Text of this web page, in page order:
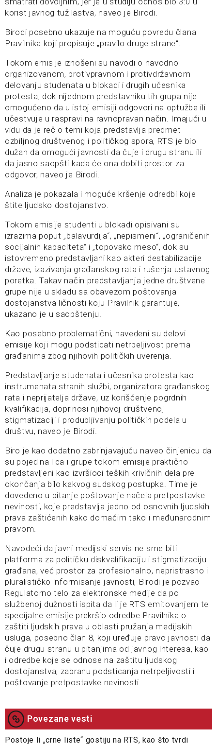
korist javnog tužilastva, naveo je Birodi.
Birodi posebno ukazuje na moguću povredu člana
Pravilnika koji propisuje „pravilo druge strane“.
Tokom emisije iznošeni su navodi o navodno
organizovanom, protivpravnom i protivdržavnom
delovanju studenata u blokadi i drugih učesnika
protesta, dok nijednom predstavniku tih grupa nije
omogućeno da u istoj emisiji odgovori na optužbe ili
učestvuje u raspravi na ravnopravan način. Imajući u
vidu da je reč o temi koja predstavlja predmet
ozbiljnog društvenog i političkog spora, RTS je bio
dužan da omogući javnosti da čuje i drugu stranu ili
da jasno saopšti kada će ona dobiti prostor za
odgovor, naveo je Birodi.
Analiza je pokazala i moguće kršenje odredbi koje
štite ljudsko dostojanstvo.
Tokom emisije studenti u blokadi opisivani su
izrazima poput „balavurdija“, „nepismeni“, „ograničenih
socijalnih kapaciteta“ i „topovsko meso“, dok su
istovremeno predstavljani kao akteri destabilizacije
države, izazivanja građanskog rata i rušenja ustavnog
poretka. Takav način predstavljanja jedne društvene
grupe nije u skladu sa obavezom poštovanja
dostojanstva ličnosti koju Pravilnik garantuje,
ukazano je u saopštenju.
Kao posebno problematični, navedeni su delovi
emisije koji mogu podsticati netrpeljivost prema
građanima zbog njihovih političkih uverenja.
Predstavljanje studenata i učesnika protesta kao
instrumenata stranih službi, organizatora građanskog
rata i neprijatelja države, uz korišćenje pogrdnih
kvalifikacija, doprinosi njihovoj društvenoj
stigmatizaciji i produbljivanju političkih podela u
društvu, naveo je Birodi.
Biro je kao dodatno zabrinjavajuću naveo činjenicu da
su pojedina lica i grupe tokom emisije praktično
predstavljeni kao izvršioci teških krivičnih dela pre
okončanja bilo kakvog sudskog postupka. Time je
dovedeno u pitanje poštovanje načela pretpostavke
nevinosti, koje predstavlja jedno od osnovnih ljudskih
prava zaštićenih kako domaćim tako i međunarodnim
pravom.
Navodeći da javni medijski servis ne sme biti
platforma za političku diskvalifikaciju i stigmatizaciju
građana, već prostor za profesionalno, nepristrasno i
pluralističko informisanje javnosti, Birodi je pozvao
Regulatorno telo za elektronske medije da po
službenoj dužnosti ispita da li je RTS emitovanjem te
specijalne emisije prekršio odredbe Pravilnika o
zaštiti ljudskih prava u oblasti pružanja medijskih
usluga, posebno član 8, koji uređuje pravo javnosti da
čuje drugu stranu u pitanjima od javnog interesa, kao
i odredbe koje se odnose na zaštitu ljudskog
dostojanstva, zabranu podsticanja netrpeljivosti i
poštovanje pretpostavke nevinosti.
Povezane vesti
Postoje li „crne liste“ gostiju na RTS, kao što tvrdi